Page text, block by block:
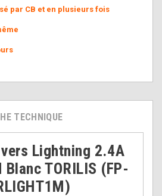
par CB et en plusieurs fois
TECHNIQUE
vers Lightning 2.4A
Blanc TORILIS (FP-